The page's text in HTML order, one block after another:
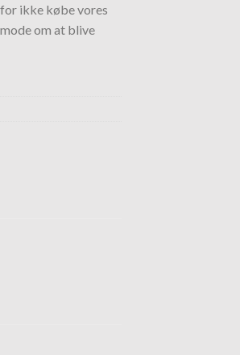
ikke købe vores
om at blive